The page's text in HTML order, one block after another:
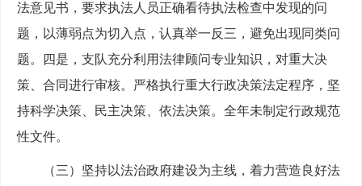
法意见书，要求执法人员正确看待执法检查中发现的问
题，以薄弱点为切入点，认真举一反三，避免出现同类问
题。四是，支队充分利用法律顾问专业知识，对重大决
策、合同进行审核。严格执行重大行政决策法定程序，坚
持科学决策、民主决策、依法决策。全年未制定行政规范
性文件。
（三）坚持以法治政府建设为主线，着力营造良好法